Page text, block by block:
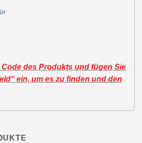
des Produkts und fügen Sie
ein, um es zu finden und den